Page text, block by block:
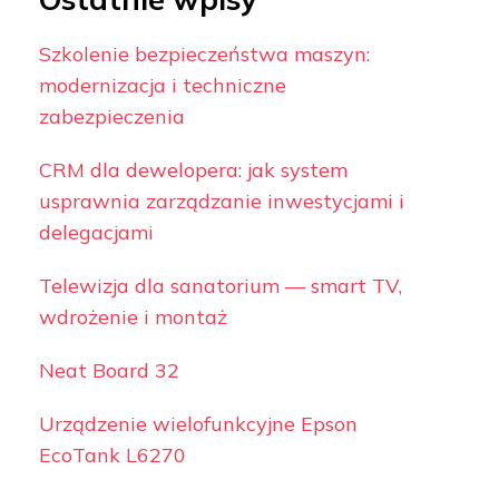
Szkolenie bezpieczeństwa maszyn:
modernizacja i techniczne
zabezpieczenia
CRM dla dewelopera: jak system
usprawnia zarządzanie inwestycjami i
delegacjami
Telewizja dla sanatorium — smart TV,
wdrożenie i montaż
Neat Board 32
Urządzenie wielofunkcyjne Epson
EcoTank L6270